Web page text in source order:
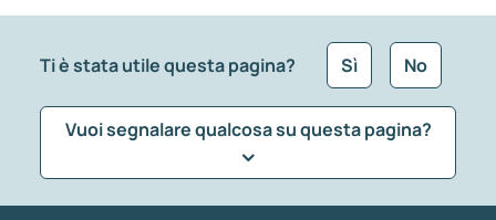
Ti è stata utile questa pagina? Sì No
Vuoi segnalare qualcosa su questa pagina?